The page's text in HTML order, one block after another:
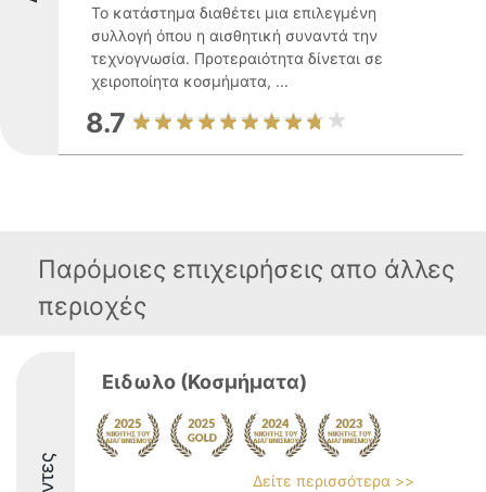
Το κατάστημα διαθέτει μια επιλεγμένη
συλλογή όπου η αισθητική συναντά την
τεχνογνωσία. Προτεραιότητα δίνεται σε
χειροποίητα κοσμήματα, ...
8.7
Παρόμοιες επιχειρήσεις απο άλλες
περιοχές
Ειδωλο (Κοσμήματα)
Δείτε περισσότερα >>